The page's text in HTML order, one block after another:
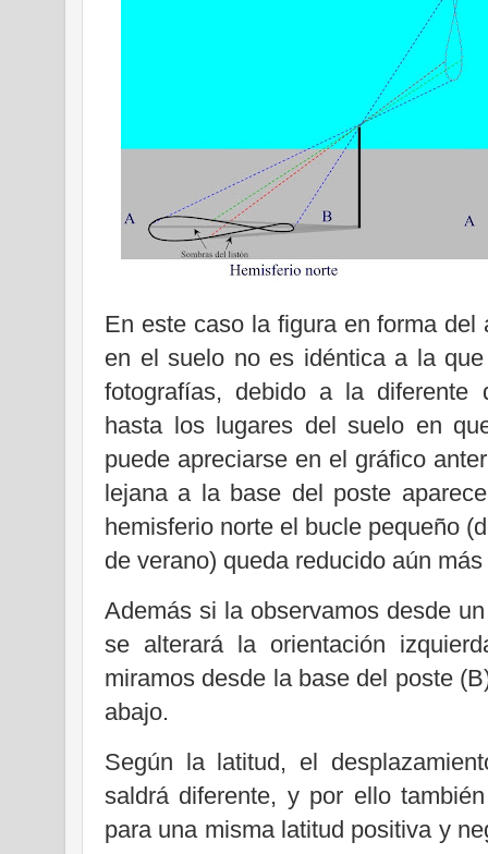
En este caso la figura en forma
en el suelo no es idéntica a la
fotografías, debido a la diferente
hasta los lugares del suelo en
puede apreciarse en el gráfico
lejana a la base del poste
hemisferio norte el bucle pequeño
de verano) queda reducido aún más
Además si la observamos desde
se alterará la orientación
miramos desde la base del poste
abajo.
Según la latitud, el
saldrá diferente, y por ello
para una misma latitud positiva y